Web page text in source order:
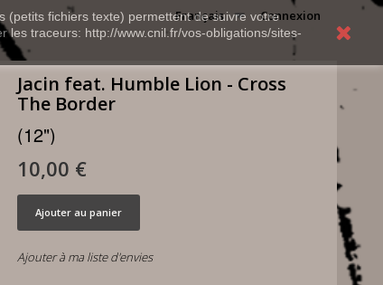
(petits fichiers texte) permettent de suivre votre
traceurs: http://www.cnil.fr/vos-obligations/sites-
Connexion
Français
Jacin feat. Humble Lion - Cross
The Border
(12")
10,00 €
Ajouter au panier
Ajouter à ma liste d'envies